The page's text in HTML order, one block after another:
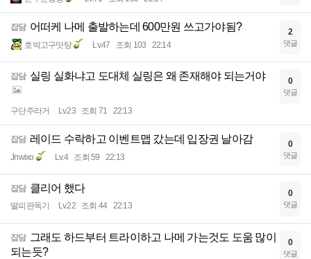
잡담 어떠케 나메 출발하는데 600만원 쓰고가야됨?
호박고구맛탕 Lv.47 조회 103 22:14
2
댓글
잡담 실링 실화냐고 도대체 실링은 왜 존재해야 되는거야
구단주라거 Lv.23 조회 71 22:13
0
댓글
잡담 레이드 수락하고 이벤트맵 갔는데 입장권 날아감
Jnwixo Lv.4 조회 59 22:13
0
댓글
잡담 클리어 했다
딸피판독기 Lv.22 조회 44 22:13
0
댓글
잡담 그래도 하드부터 트라이하고 나메 가는것도 도움 많이
되는듯?
0
댓글